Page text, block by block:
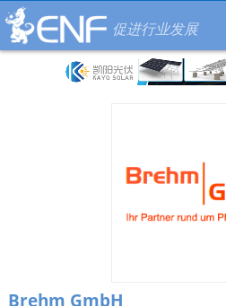
促进行业发展
Brehm GmbH